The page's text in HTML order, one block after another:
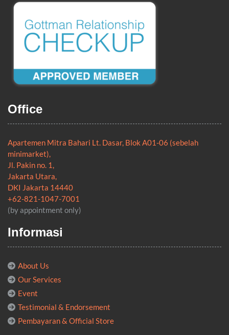
Office
Apartemen Mitra Bahari Lt. Dasar, Blok A01-06 (sebelah
minimarket),
Jl. Pakin no. 1,
Jakarta Utara,
DKI Jakarta 14440
+62-821-1047-7001
(by appointment only)
Informasi
About Us
Our Services
Event
Testimonial & Endorsement
Pembayaran & Official Store